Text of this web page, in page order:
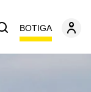
BOTIGA